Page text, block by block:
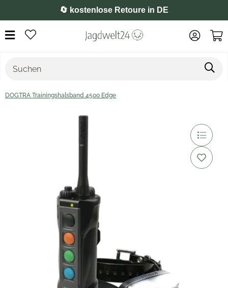
⭐️ 4,8 auf Google
DOGTRA Trainingshalsband 4500 Edge